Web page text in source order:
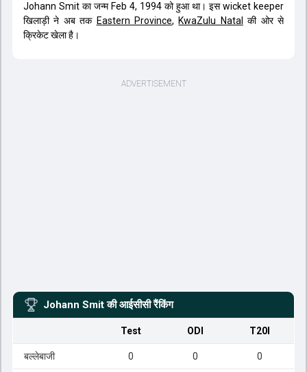
Johann Smit का जन्म Feb 4, 1994 को हुआ था। इस wicket keeper
खिलाड़ी ने अब तक Eastern Province, KwaZulu Natal
की ओर से
क्रिकेट खेला है।
Johann Smit की आईसीसी रैंकिंग
Test ODI T20I
बल्लेबाजी 0 0 0